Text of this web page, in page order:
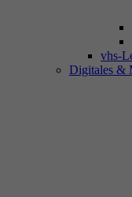
vhs-
Digitales &